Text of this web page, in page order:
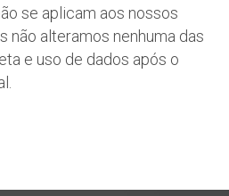
se aplicam aos nossos
não alteramos nenhuma das
e uso de dados após o